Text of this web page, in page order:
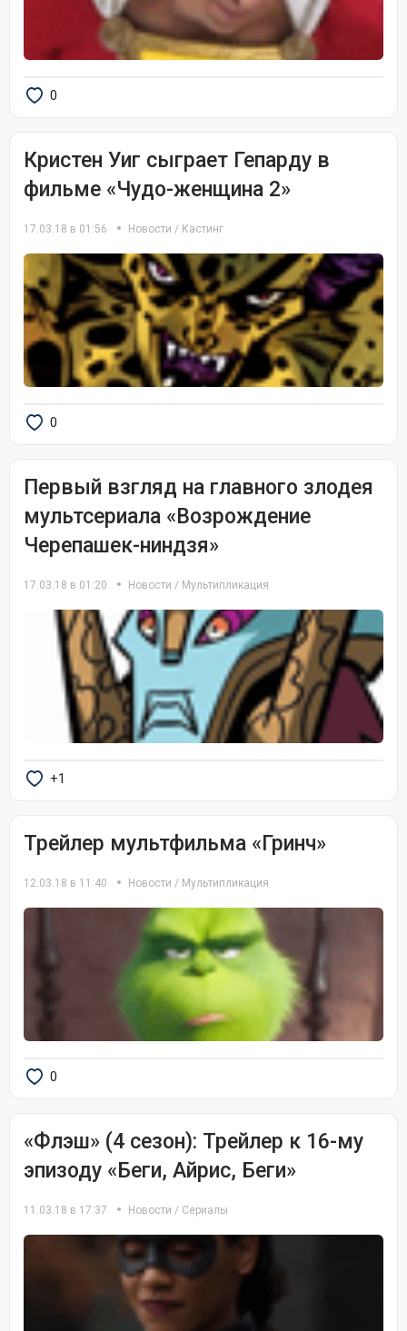
0
Кристен Уиг сыграет Гепарду в
фильме «Чу­до-жен­щи­на 2»
17.03.18 в 01:56 Новости / Кастинг
0
Первый взгляд на главного злодея
мультсериала «Возрождение
Черепашек-ниндзя»
17.03.18 в 01:20 Новости / Мультипликация
+1
Трейлер мультфильма «Гринч»
12.03.18 в 11:40 Новости / Мультипликация
0
«Флэш» (4 сезон): Трейлер к 16-му
эпизоду «Беги, Айрис, Беги»
11.03.18 в 17:37 Новости / Сериалы